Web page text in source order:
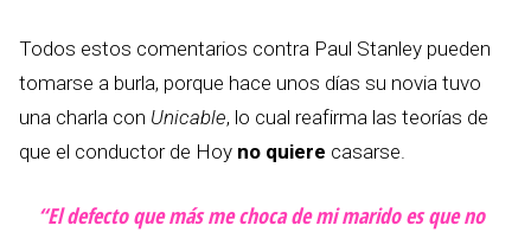
Todos estos comentarios contra Paul Stanley pueden
tomarse a burla, porque hace unos días su novia tuvo
una charla con Unicable, lo cual reafirma las teorías de
que el conductor de Hoy no quiere casarse.
“El defecto que más me choca de mi marido es que no